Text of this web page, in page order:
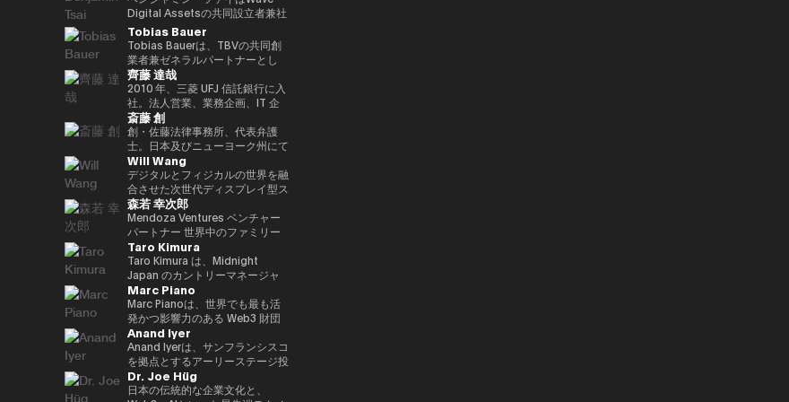
Forum や Binance Blockchain
Week などの国際的なイベントで
登壇する世界的に評価の高いスピ
ーカーでもある。市場動向やブロ
ックチェーンの普及に関する彼の
見解は、The Times、
CoinDesk、Entrepreneur
Middle East といった主要メディ
アからも注目を集めている。 ま
た、ソーシャルメディアでの積極
的な発信を通じて、その影響力を
さらに拡大。短期的な利益よりも
Web3 の長期的な可能性を重視
し、世界の在り方を再定義するス
タートアップへの投資を推進して
いる。 「Web3 は未来である」
という確固たる信念のもと、
Budki は分散型テクノロジーの進
化を牽引する重要な存在である。
**ヴィニート・ブドキ（Vineet
Budki）**は、戦略的投資とグロ
ーバルな思想的リーダーシップを
通じて Web3 分野の成長を牽引
する、業界を代表する人物であ
る。 1億ドル規模の暗号資産特化
型ファンド Sigma Capital の
CEOとして、分散型エコシステ
ムへの強いコミットメントのも
エコシステムへの多大な貢献を続
けています。
監査人（Certified AI Auditor） •
World AI Council（カナダ）認定
チーフ AI オフィサー（Chief AI
Officer） • Gulf College 理事会
（Board of Trustees）メンバー
• オマーン商工会議所 デジタル経
済・AI 委員会メンバー •
GCC（湾岸協力会議）AI プロジ
ェクトおよび AI 国際アワード審
査委員メンバー • 大学および学術
アドバイザリーボードメンバー
（SQU、AOU、Sohar
University） • Global CIO
Summit（タイ、2022年）にて
Digital Transformation
Inspiring Award を受賞 • Global
CIO Summit（アゼルバイジャ
ン、2023年）にて Impact
Trailblazer Award を受賞 • 国家
レベルの AI プロジェクトに携わ
り、技術のローカライズを推進 •
AI・データ・DX に関する専門的
なトレーニングを提供 • e-
Government、デジタルトランス
フォーメーション、人工知能、第
4次産業革命に関連する複数のプ
ロジェクトを主導・参画（鉱業、
スマートシティ、ヘルスケア、教
CEOとして、フィリップ氏は
EMURGOの戦略的方向性および
グローバルオペレーション全体を
統括し、投資、パートナーシッ
プ、インフラ開発を通じて、従来
の金融とブロックチェーンをつな
ぐ取り組みを主導しています。
SecondSwap の創設者兼CEOで
す。 CEOとしてカニー氏は、
SecondSwapの戦略的ビジョン
とプロダクト開発の実行を統括
し、Web3市場における持続可能
な流動性とアクセシビリティを高
めるためのイノベーションを推進
しています。
Digital Assetsの共同設立者兼社
長であり、同社はSEC（米国証券
取引委員会）に登録されたデジタ
ルアセット管理会社です。彼は同
社で製品開発と取引を監督してい
ます。三か国語を操り、仮想通貨
のネイティブスピーカーであり、
また伝統的な金融分野のベテラン
でもあります。ベンは、シンガポ
ールのメリルリンチ・コモディテ
ィーズで15年以上にわたりシニ
アリーダーシップの経験を積み、
同社のCEOを務めました。ま
た、アライアンス・バーンスタイ
ンでは、東京、香港、シンガポー
ル、ソウル、台北で収益性のある
ディストリビューションチームを
統括し、ビジネス戦略を牽引しま
した。 ベンはサザンカリフォル
ニアの早期スタートアップに投資
し、メンタリングも行っていま
す。彼は多数の証券ライセンスを
保有しており、カリフォルニア大
学バークレー校で工学の学士号を
取得し、UCLAアンダーソン経営
大学院でMBAを取得しました。
現在は同大学で暗号通貨ファイナ
Tobias Bauer
Tobias Bauerは、TBVの共同創
業者兼ゼネラルパートナーとし
て、トップクラスのスタートアッ
プへの投資やベンチャービルディ
ングを行っています。過去には
Blockchain Founders Fundのパ
ートナーを務め、75Mドルのファ
ンドを立ち上げ、150以上のスタ
ートアップに投資しました。ま
た、Consensusや香港フィンテ
ックウィークなど300以上の
Web3・テック会議で講演経験が
あります。彼はこれまで15都市9
か国で生活し、中国語、英語、ド
イツ語に堪能です。
齊藤 達哉
2010 年、三菱 UFJ 信託銀行に入
社。法人営業、業務企画、IT 企
画を経て、2016 年に FinTech 推
進室設立、1 人目の専任担当とし
て三菱 UFJ 信託銀行のデジタル
戦略を企画・推進。“シリアルイ
ントレプレナー(連続社内起業
家)”として、情報銀行基盤
「Dprime」、デジタル証券基盤
「Progmat」、ステーブルコイ
ン基盤「Progmat Coin」、機能
型 NFT 基盤「Progmat UT」、
数多くの組織が入会する「デジタ
ルアセット共創コンソーシアム」
等を立ち上げる。2022 年、複数
の金融機関や取引所、ソフトウェ
ア企業の出資による、デジタルア
セット基盤事業の独立会社化を発
表し、2023年10月創業より代表
就任。特許登録8 件
斎藤 創
創・佐藤法律事務所、代表弁護
士。日本及びニューヨーク州にて
弁護士資格。東京大学法学部、ニ
ューヨーク大学ロースクール卒。
西村あさひ法律事務所にて主とし
て金融分野（証券化、ファンド、
デリバティブ等）を取り扱った
後、2015年に独立して現事務所
を立ち上げた。Web3、
FinTech、Metaverse、スタート
アップを専門とする。 著書に
「NFTの教科書」、 ｢先読み！メ
タバース＆NFT」など。 日本ブ
ロックチェーン協会顧問、日本
STO協会監事、一般社団法人
Metaverse Japan監事、FinTech
協会キャピタルマーケッツ部門事
務局、HashPort監査役、前
bitFlyer社外取締役などを務め
Will Wang
デジタルとフィジカルの世界を融
合させた次世代ディスプレイ型ス
マートグラスを開発する企業
Even Realities の創業者兼CEO
です。 2023年に設立されたEven
Realitiesは、「テクノロジーは
前に出るのではなく、日常生活を
静かに支え、さりげなく価値を高
めるべきである」という人間中心
の理念に基づいて誕生しました。
その哲学は、高い評価を受けてい
る Even G1 および Even G2 ディ
スプレイ型スマートグラスのデザ
インにも色濃く反映されていま
す。これらの製品では、AIがリア
ルタイムで機能し、重要な対話を
森若 幸次郎
Mendoza Ventures ベンチャー
パートナー 世界中のファミリー
オフィス、ベンチャーキャピタ
ル、テクノロジー企業をつなぎ、
次世代のAI・Web3イノベーショ
ンを推進するグローバルアドバイ
ザー。 ボストンおよびサンフラ
ンシスコを拠点にAI・フィンテッ
ク・サイバーセキュリティ分野へ
投資する Mendoza Ventures の
ベンチャーパートナー、また、
AI・Web3分野に特化したスイス
およびアフリカ拠点のベンチャー
Taro Kimura
Taro Kimura は、Midnight
Japan のカントリーマネージャ
ーを務めており、創業者としての
経験、エンタープライズ向けGo-
to-Market（GTM）のリーダー
シップ、そして国際的なビジネス
経験を兼ね備えています。現在、
日本市場におけるMidnightの戦
略を統括し、GTM、エンタープ
ライズ連携、コミュニティ成長、
Marc Piano
Marc Pianoは、世界でも最も活
発かつ影響力のある Web3 財団
のいくつかにおいて、独立取締役
（Independent Director of
Record）およびコンサルタント
を務めている人物である。デジタ
ル資産エコシステムの最上位レベ
Anand Iyer
Anand Iyerは、サンフランシスコ
を拠点とするアーリーステージ投
資ファンド Canonical のマネー
ジング・パートナーであり、AI、
Dr. Joe Hüg
日本の伝統的な企業文化と、